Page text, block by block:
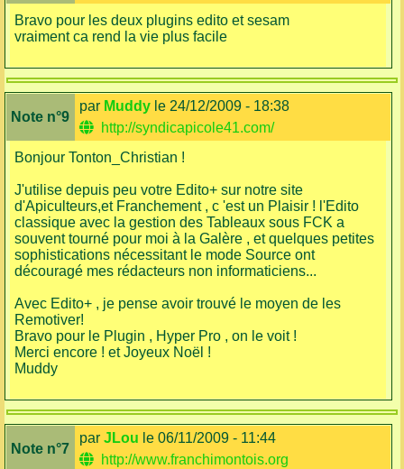
Bravo pour les deux plugins edito et sesam
vraiment ca rend la vie plus facile
Note n°9
par Muddy le 24/12/2009 - 18:38
http://syndicapicole41.com/
Bonjour Tonton_Christian !
J'utilise depuis peu votre Edito+ sur notre site
d'Apiculteurs,et Franchement , c 'est un Plaisir ! l'Edito
classique avec la gestion des Tableaux sous FCK a
souvent tourné pour moi à la Galère , et quelques petites
sophistications nécessitant le mode Source ont
découragé mes rédacteurs non informaticiens...
Avec Edito+ , je pense avoir trouvé le moyen de les
Remotiver!
Bravo pour le Plugin , Hyper Pro , on le voit !
Merci encore ! et Joyeux Noël !
Muddy
Note n°7
par JLou le 06/11/2009 - 11:44
http://www.franchimontois.org